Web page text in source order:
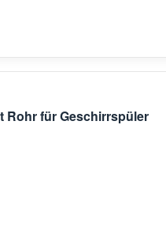
Rohr für Geschirrspüler